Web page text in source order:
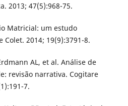
2013; 47(5):968-75.
Matricial: um estudo
2014; 19(9):3791-8.
AL, et al. Análise de
revisão narrativa. Cogitare
7.